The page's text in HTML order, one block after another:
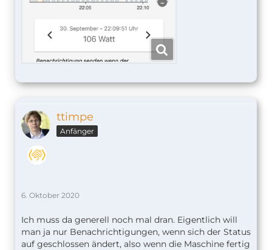
ttimpe
Anfänger
6. Oktober 2020
Ich muss da generell noch mal dran. Eigentlich will
man ja nur Benachrichtigungen, wenn sich der Status
auf geschlossen ändert, also wenn die Maschine fertig